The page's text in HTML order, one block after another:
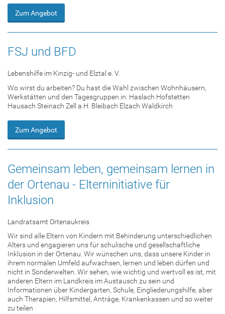
Zum Angebot
FSJ und BFD
Lebenshilfe im Kinzig- und Elztal e. V.
Wo wirst du arbeiten? Du hast die Wahl zwischen Wohn­häu­sern,
Werk­stät­ten und den Ta­ges­grup­pen in: Haslach Hofstetten
Hausach Steinach Zell a.H. Bleibach Elzach Waldkirch
Zum Angebot
Gemeinsam leben, gemeinsam lernen in
der Ortenau - Elterninitiative für
Inklusion
Landratsamt Ortenaukreis
Wir sind alle Eltern von Kindern mit Behinderung unterschiedlichen
Alters und engagieren uns für schulische und gesellschaftliche
Inklusion in der Ortenau. Wir wünschen uns, dass unsere Kinder in
ihrem normalen Umfeld aufwachsen, lernen und leben dürfen und
nicht in Sonderwelten. Wir sehen, wie wichtig und wertvoll es ist, mit
anderen Eltern im Landkreis im Austausch zu sein und
Informationen über Kindergarten, Schule, Eingliederungshilfe, aber
auch Therapien, Hilfsmittel, Anträge, Krankenkassen und so weiter
zu teilen